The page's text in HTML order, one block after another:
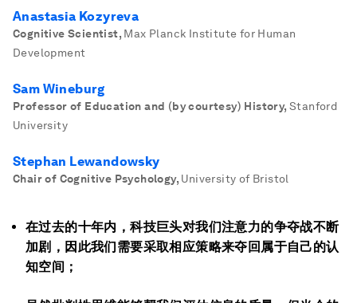
Anastasia Kozyreva
Cognitive Scientist, Max Planck Institute for Human
Development
Sam Wineburg
Professor of Education and (by courtesy) History, Stanford
University
Stephan Lewandowsky
Chair of Cognitive Psychology, University of Bristol
在过去的十年内，科技巨头对我们注意力的争夺战不断
加剧，因此我们需要采取相应策略来夺回属于自己的认
知空间；